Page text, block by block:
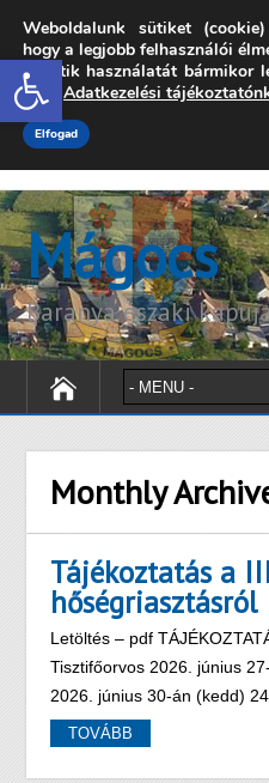
Open toolbar
7342 Mágocs,
Elérhetőségek
Mágocs
Baranya északi
Monthly
Tájékoztatás a
hőségriasztásról
Letöltés – pdf
Tisztifőorvos 2026. június
2026. június 30-án (kedd)
TOVÁBB
Weboldalunk sütiket
hogy a legjobb felhasználói
A sütik használatát bármikor
erről Adatkezelési
Elfogad